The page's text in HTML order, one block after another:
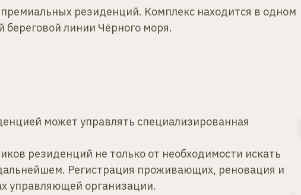
резиденций. Комплекс находится в одном
линии Чёрного моря.
может управлять специализированная
резиденций не только от необходимости искать
Регистрация проживающих, реновация и
управляющей организации.